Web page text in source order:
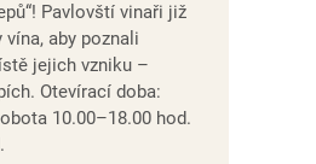
Pavlovští vinaři již
aby poznali
jejich vzniku –
Otevírací doba:
10.00–18.00 hod.